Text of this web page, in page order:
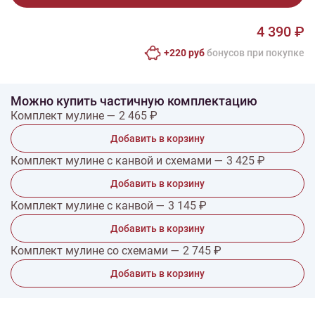
4 390 ₽
+220 руббонусов при покупке
Можно купить частичную комплектацию
Комплект мулине — 2 465 ₽
Добавить в корзину
Комплект мулине с канвой и схемами — 3 425 ₽
Добавить в корзину
Комплект мулине с канвой — 3 145 ₽
Добавить в корзину
Комплект мулине со схемами — 2 745 ₽
Добавить в корзину